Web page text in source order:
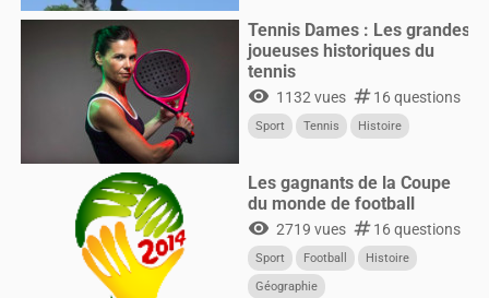
Tennis Dames : Les grandes
joueuses historiques du
tennis
visibility 1132 vues numbers16 questions
Sport Tennis Histoire
Les gagnants de la Coupe
du monde de football
visibility 2719 vues numbers16 questions
Sport Football
Histoire
Géographie